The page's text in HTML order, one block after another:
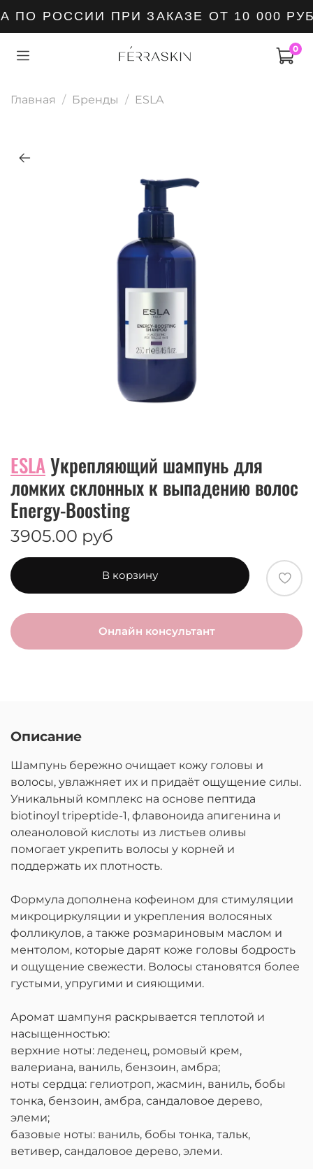
ПО РОССИИ ПРИ ЗАКАЗЕ ОТ 10 000
0
Главная Бренды ESLA
ESLAУкрепляющий шампунь для
ломких склонных к выпадению волос
Energy-Boosting
3905.00 руб
В корзину
Онлайн консультант
Описание
Шампунь бережно очищает кожу головы и
волосы, увлажняет их и придаёт ощущение силы.
Уникальный комплекс на основе пептида
biotinoyl tripeptide-1, флавоноида апигенина и
олеаноловой кислоты из листьев оливы
помогает укрепить волосы у корней и
поддержать их плотность.
Формула дополнена кофеином для стимуляции
микроциркуляции и укрепления волосяных
фолликулов, а также розмариновым маслом и
ментолом, которые дарят коже головы бодрость
и ощущение свежести. Волосы становятся более
густыми, упругими и сияющими.
Аромат шампуня раскрывается теплотой и
насыщенностью:
верхние ноты: леденец, ромовый крем,
валериана, ваниль, бензоин, амбра;
ноты сердца: гелиотроп, жасмин, ваниль, бобы
тонка, бензоин, амбра, сандаловое дерево,
элеми;
базовые ноты: ваниль, бобы тонка, тальк,
ветивер, сандаловое дерево, элеми.